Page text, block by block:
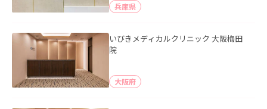
兵庫県
いびきメディカルクリニック 大阪梅田
院
大阪府